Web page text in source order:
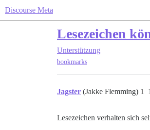
Discourse Meta
Lesezeichen
Unterstützung
bookmarks
Jagster (Jakke Flemming) 1
Lesezeichen verhalten sich